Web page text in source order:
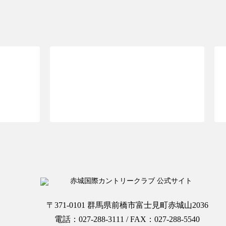
〒371-0101 群馬県前橋市富士見町赤城山2036
電話：027-288-3111 / FAX：027-288-5540